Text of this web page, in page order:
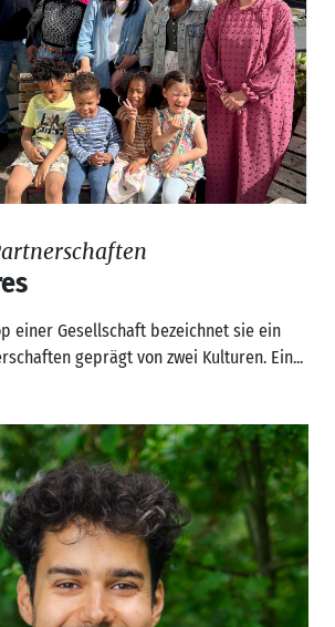
einer Gesellschaft bezeichnet sie ein
geprägt von zwei Kulturen. Ein...